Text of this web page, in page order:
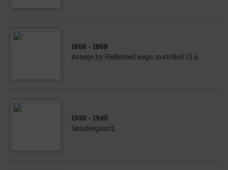
1866 - 1868
Arnøje by Hellested sogn matrikel 13 a
1930 - 1940
Søndergaard,